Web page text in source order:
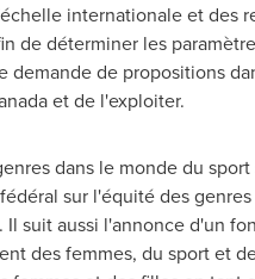
internationale et des
de déterminer les
demande de propositions
et de l'exploiter.
dans le monde du
sur l'équité des
suit aussi l'annonce d'un
des femmes, du sport et